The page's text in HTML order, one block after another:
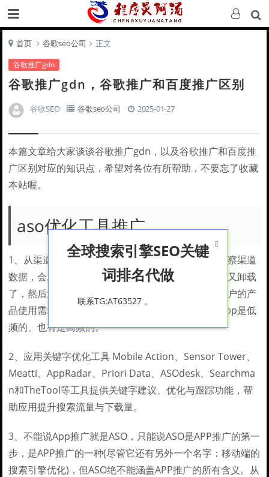
首页 谷歌seo公司 正文
谷歌推广gdn
谷歌推广gdn，谷歌推广和百度推广区别
谷歌SEO 谷歌seo公司 2025-01-27
本篇文章给大家谈谈谷歌推广gdn，以及谷歌推广和百度推
广区别对应的知识点，希望对各位有所帮助，不要忘了收藏
本站喔。
aso优化工具推广
1、从渠道指标数据来优化产品迭代 很多产品经理观察渠道
数据，会发现一个现象，有的同学下载了app后不久又卸载
了，然后过一段时间又重新下载app。这实际上和用户的产
品使用需求离不开。我们必须要客观的认知，很多app是低
频的、也有是高频的。
2、应用关键字优化工具 Mobile Action、Sensor Tower、
Meatti、AppRadar、Priori Data、ASOdesk、Searchma
n和TheTool等工具提供关键字建议、优化与跟踪功能，帮
助应用提升搜索流量与下载量。
3、不能说App推广就是ASO，只能说ASO是APP推广的第一
步，是APP推广的一种(尽管它还有另外一个名字：移动端的
搜索引擎优化)，但ASO绝不能涵盖APP推广的所有含义。从

全球搜索引擎SEO关键
词排名代做
联系TG:AT63527 。